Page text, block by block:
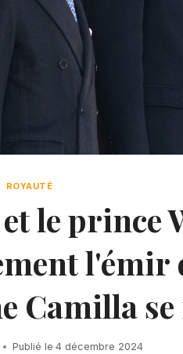
ROYAUTÉ
le prince
l'émir
Camilla
Publié le 4 décembre 2024